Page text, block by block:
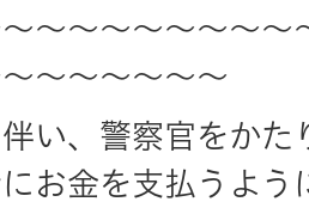
～～～～～～～～
～～～～～～
い、警察官をかた
お金を支払うよう